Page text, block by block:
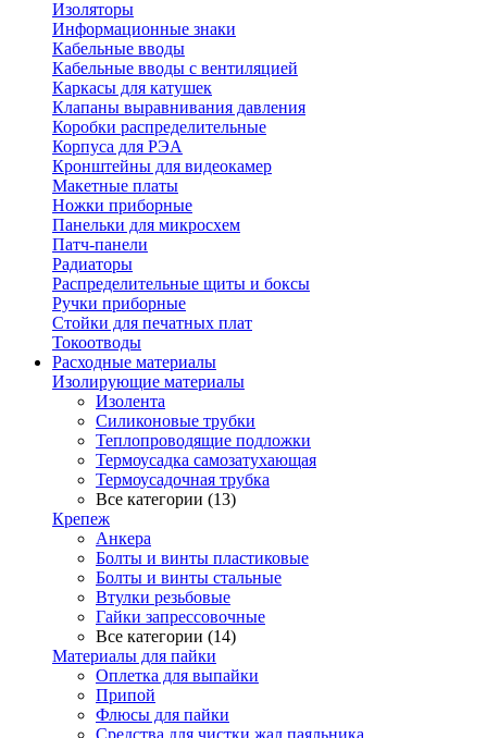
Изоляторы
Информационные знаки
Кабельные вводы
Кабельные вводы с вентиляцией
Каркасы для катушек
Клапаны выравнивания давления
Коробки распределительные
Корпуса для РЭА
Кронштейны для видеокамер
Макетные платы
Ножки приборные
Панельки для микросхем
Патч-панели
Радиаторы
Распределительные щиты и боксы
Ручки приборные
Стойки для печатных плат
Токоотводы
Расходные материалы
Изолирующие материалы
Изолента
Силиконовые трубки
Теплопроводящие подложки
Термоусадка самозатухающая
Термоусадочная трубка
Все категории (13)
Крепеж
Анкера
Болты и винты пластиковые
Болты и винты стальные
Втулки резьбовые
Гайки запрессовочные
Все категории (14)
Материалы для пайки
Оплетка для выпайки
Припой
Флюсы для пайки
Средства для чистки жал паяльника